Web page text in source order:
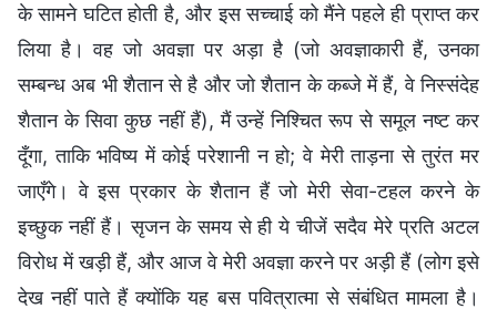
के सामने घटित होती है, और इस सच्चाई को मैंने पहले ही प्राप्त कर
लिया है। वह जो अवज्ञा पर अड़ा है (जो अवज्ञाकारी हैं, उनका
सम्बन्ध अब भी शैतान से है और जो शैतान के कब्जे में हैं, वे निस्संदेह
शैतान के सिवा कुछ नहीं हैं), मैं उन्हें निश्चित रूप से समूल नष्ट कर
दूँगा, ताकि भविष्य में कोई परेशानी न हो; वे मेरी ताड़ना से तुरंत मर
जाएँगे। वे इस प्रकार के शैतान हैं जो मेरी सेवा-टहल करने के
इच्छुक नहीं हैं। सृजन के समय से ही ये चीजें सदैव मेरे प्रति अटल
विरोध में खड़ी हैं, और आज वे मेरी अवज्ञा करने पर अड़ी हैं (लोग इसे
देख नहीं पाते हैं क्योंकि यह बस पवित्रात्मा से संबंधित मामला है।